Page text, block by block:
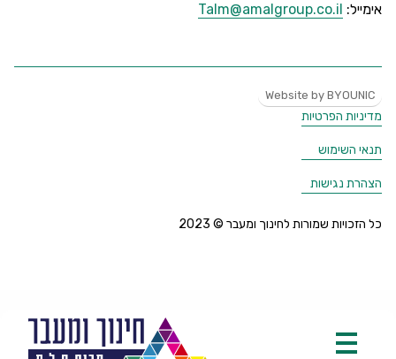
אימייל: Talm@amalgroup.co.il
כל הזכויות שמורות לחינוך ומעבר © 2023
מדיניות הפרטיות
תנאי השימוש
הצהרת נגישות
Website by BYOUNIC